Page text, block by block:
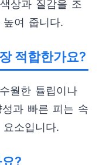
상과 질감을 조
여 줍니다.
적합한가요?
월한 튤립이나
과 빠른 피는 속
소입니다.
?